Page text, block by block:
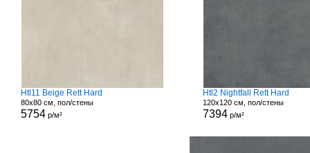
Htl11 Beige Rett Hard
80x80 см, пол/стены
5754 р/м²
Htl2 Nightfall Rett Hard
120x120 см, пол/стены
7394 р/м²